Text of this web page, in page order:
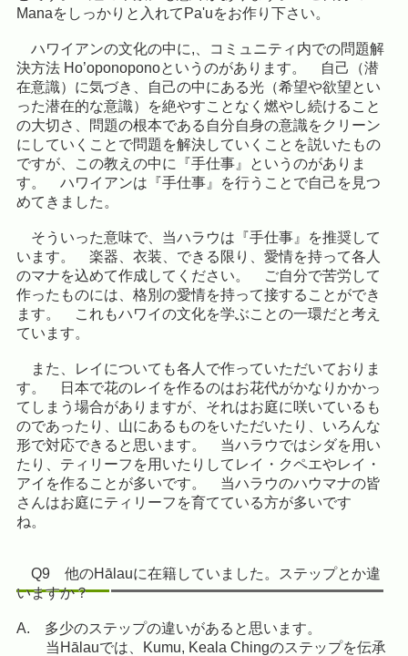
Manaをしっかりと入れてPa'uをお作り下さい。
ハワイアンの文化の中に,、コミュニティ内での問題解
決方法 Ho’oponoponoというのがあります。 自己（潜
在意識）に気づき、自己の中にある光（希望や欲望とい
った潜在的な意識）を絶やすことなく燃やし続けること
の大切さ、問題の根本である自分自身の意識をクリーン
にしていくことで問題を解決していくことを説いたもの
ですが、この教えの中に『手仕事』というのがありま
す。 ハワイアンは『手仕事』を行うことで自己を見つ
めてきました。
そういった意味で、当ハラウは『手仕事』を推奨して
います。 楽器、衣装、できる限り、愛情を持って各人
のマナを込めて作成してください。 ご自分で苦労して
作ったものには、格別の愛情を持って接することができ
ます。 これもハワイの文化を学ぶことの一環だと考え
ています。
また、レイについても各人で作っていただいておりま
す。 日本で花のレイを作るのはお花代がかなりかかっ
てしまう場合がありますが、それはお庭に咲いているも
のであったり、山にあるものをいただいたり、いろんな
形で対応できると思います。 当ハラウではシダを用い
たり、ティリーフを用いたりしてレイ・クペエやレイ・
アイを作ることが多いです。 当ハラウのハウマナの皆
さんはお庭にティリーフを育てている方が多いです
ね。
Q9 他のHālauに在籍していました。ステップとか違
いますか？
A. 多少のステップの違いがあると思います。
当Hālauでは、Kumu, Keala Chingのステップを伝承